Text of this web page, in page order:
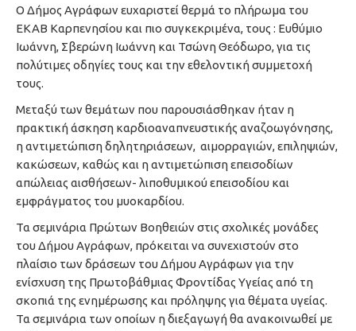
Ο Δήμος Αγράφων ευχαριστεί θερμά το πλήρωμα του
ΕΚΑΒ Καρπενησίου και πιο συγκεκριμένα, τους : Ευθύμιο
Ιωάννη, Σβερώνη Ιωάννη και Τσώνη Θεόδωρο, για τις
πολύτιμες οδηγίες τους και την εθελοντική συμμετοχή
τους.
Μεταξύ των θεμάτων που παρουσιάσθηκαν ήταν η
πρακτική άσκηση καρδιοαναπνευστικής αναζοωγόνησης,
η αντιμετώπιση δηλητηριάσεων, αιμορραγιών, επιληψιών,
κακώσεων, καθώς και η αντιμετώπιση επεισοδίων
απώλειας αισθήσεων- λιποθυμικού επεισοδίου και
εμφράγματος του μυοκαρδίου.
Τα σεμινάρια Πρώτων Βοηθειών στις σχολικές μονάδες
του Δήμου Αγράφων, πρόκειται να συνεχιστούν στο
πλαίσιο των δράσεων του Δήμου Αγράφων για την
ενίσχυση της Πρωτοβάθμιας Φροντίδας Υγείας από τη
σκοπιά της ενημέρωσης και πρόληψης για θέματα υγείας.
Τα σεμινάρια των οποίων η διεξαγωγή θα ανακοινωθεί με